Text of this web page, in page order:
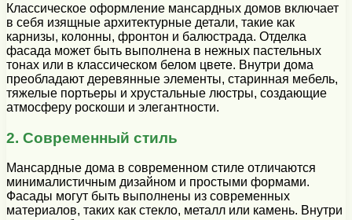
Классическое оформление мансардных домов включает
в себя изящные архитектурные детали, такие как
карнизы, колонны, фронтон и балюстрада. Отделка
фасада может быть выполнена в нежных пастельных
тонах или в классическом белом цвете. Внутри дома
преобладают деревянные элементы, старинная мебель,
тяжелые портьеры и хрустальные люстры, создающие
атмосферу роскоши и элегантности.
2. Современный стиль
Мансардные дома в современном стиле отличаются
минималистичным дизайном и простыми формами.
Фасады могут быть выполнены из современных
материалов, таких как стекло, металл или камень. Внутри